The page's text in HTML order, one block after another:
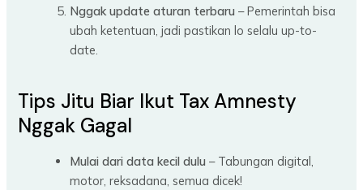
Nggak update aturan terbaru – Pemerintah bisa
ubah ketentuan, jadi pastikan lo selalu up-to-
date.
Tips Jitu Biar Ikut Tax Amnesty
Nggak Gagal
Mulai dari data kecil dulu – Tabungan digital,
motor, reksadana, semua dicek!